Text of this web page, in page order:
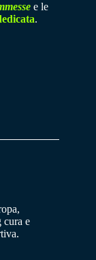
e le
.
cura e